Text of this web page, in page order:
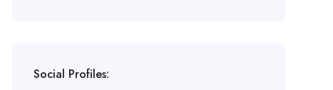
Social Profiles: